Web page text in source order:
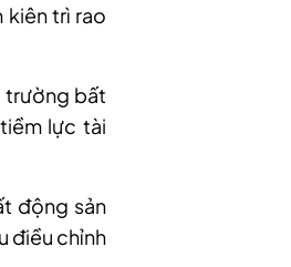
kiên trì rao
trường bất
lực tài
động sản
điều chỉnh